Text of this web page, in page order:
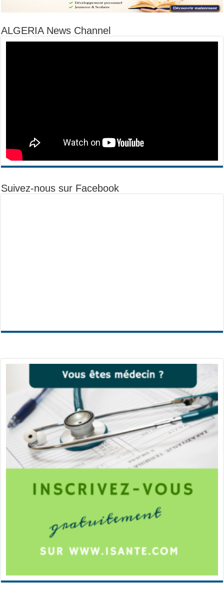
ALGERIA News Channel
Suivez-nous sur Facebook